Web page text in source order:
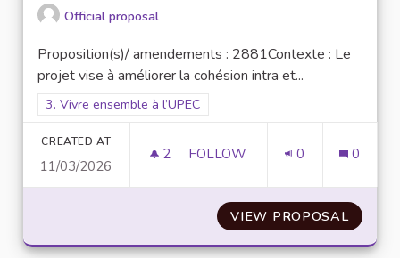
Official proposal
Proposition(s)/ amendements : 2881Contexte : Le
projet vise à améliorer la cohésion intra et...
Filter results for scope: 3. Vivre ensemble à l’UPEC
3. Vivre ensemble à l’UPEC
CREATED AT
11/03/2026
2 2 FOLLOWERS
FOLLOW 0 0
VIEW PROPOSALN°26 :